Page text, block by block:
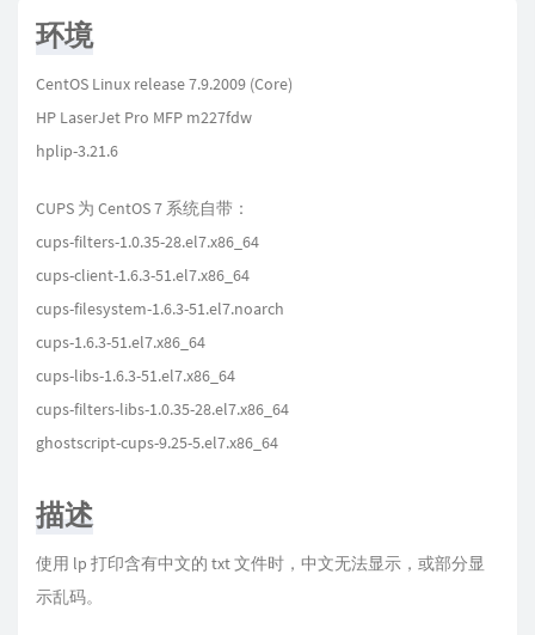
环境
CentOS Linux release 7.9.2009 (Core)
HP LaserJet Pro MFP m227fdw
hplip-3.21.6
CUPS 为 CentOS 7 系统自带：
cups-filters-1.0.35-28.el7.x86_64
cups-client-1.6.3-51.el7.x86_64
cups-filesystem-1.6.3-51.el7.noarch
cups-1.6.3-51.el7.x86_64
cups-libs-1.6.3-51.el7.x86_64
cups-filters-libs-1.0.35-28.el7.x86_64
ghostscript-cups-9.25-5.el7.x86_64
描述
使用 lp 打印含有中文的 txt 文件时，中文无法显示，或部分显
示乱码。